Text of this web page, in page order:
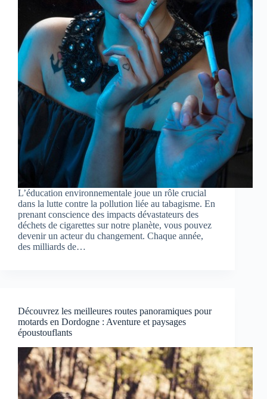
L’éducation environnementale joue un rôle crucial
dans la lutte contre la pollution liée au tabagisme. En
prenant conscience des impacts dévastateurs des
déchets de cigarettes sur notre planète, vous pouvez
devenir un acteur du changement. Chaque année,
des milliards de…
Découvrez les meilleures routes panoramiques pour
motards en Dordogne : Aventure et paysages
époustouflants